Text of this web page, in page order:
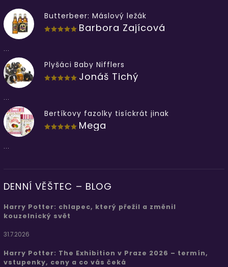
Butterbeer: Máslový ležák
Barbora Zajícová
...
Plyšáci Baby Nifflers
Jonáš Tichý
...
Bertíkovy fazolky tisíckrát jinak
Mega
...
DENNÍ VĚŠTEC – BLOG
Harry Potter: chlapec, který přežil a změnil
kouzelnický svět
31.7.2026
Harry Potter: The Exhibition v Praze 2026 – termín,
vstupenky, ceny a co vás čeká